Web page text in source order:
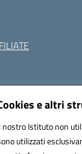
e altri
nostro Istituto non
utilizzati